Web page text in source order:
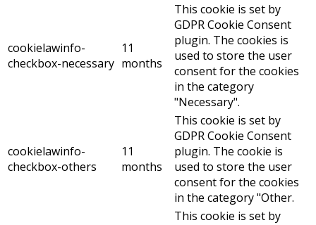
cookielawinfo-
checkbox-necessary
11
months
This cookie is set by
GDPR Cookie Consent
plugin. The cookies is
used to store the user
consent for the cookies
in the category
"Necessary".
cookielawinfo-
checkbox-others
11
months
This cookie is set by
GDPR Cookie Consent
plugin. The cookie is
used to store the user
consent for the cookies
in the category "Other.
This cookie is set by